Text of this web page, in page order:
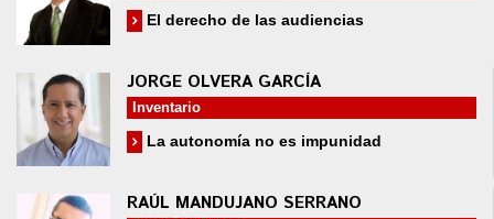
El derecho de las audiencias
JORGE OLVERA GARCÍA
Inventario
La autonomía no es impunidad
RAÚL MANDUJANO SERRANO